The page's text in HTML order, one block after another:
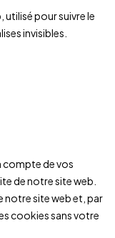
utilisé pour suivre le
invisibles.
compte de vos
de notre site web.
notre site web et, par
cookies sans votre